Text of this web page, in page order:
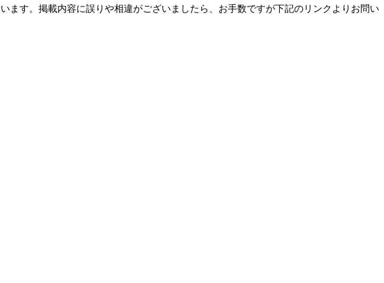
ます。掲載内容に誤りや相違がございましたら、お手数ですが下記のリンクよりお問い